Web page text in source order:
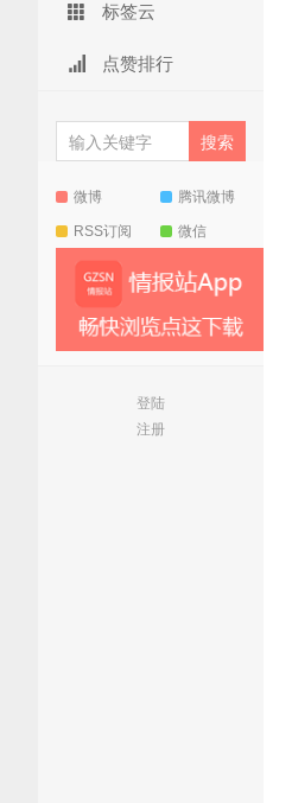
标签云
点赞排行
微博 腾讯微博
RSS订阅 微信
登陆
注册